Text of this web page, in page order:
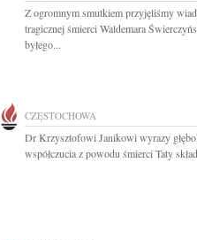
Z ogromnym smutkiem przyjęliśmy
tragicznej śmierci Waldemara
byłego...
CZĘSTOCHOWA
Dr Krzysztofowi Janikowi wyrazy
współczucia z powodu śmierci Taty